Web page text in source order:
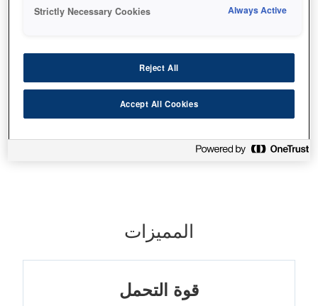
تطور عالٍ للألوان
المميزات
قوة التحمل
Strictly Necessary Cookies Always Active
Reject All
Accept All Cookies